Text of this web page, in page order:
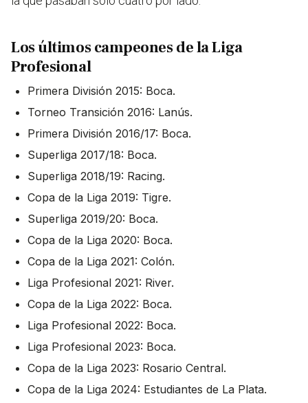
Los últimos campeones de la Liga
Profesional
Primera División 2015: Boca.
Torneo Transición 2016: Lanús.
Primera División 2016/17: Boca.
Superliga 2017/18: Boca.
Superliga 2018/19: Racing.
Copa de la Liga 2019: Tigre.
Superliga 2019/20: Boca.
Copa de la Liga 2020: Boca.
Copa de la Liga 2021: Colón.
Liga Profesional 2021: River.
Copa de la Liga 2022: Boca.
Liga Profesional 2022: Boca.
Liga Profesional 2023: Boca.
Copa de la Liga 2023: Rosario Central.
Copa de la Liga 2024: Estudiantes de La Plata.